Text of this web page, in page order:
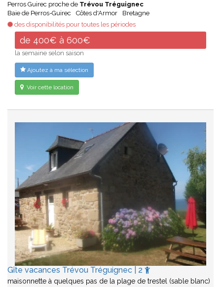
Perros Guirec proche de Trévou Tréguignec
Baie de Perros-Guirec
Côtes d'Armor
Bretagne
des disponibilités pour toutes les périodes
de 400€ à 600€
la semaine selon saison
Ajoutez à ma sélection
Voir cette location
Gîte vacances Trévou Tréguignec | 2
maisonnette à quelques pas de la plage de trestel (sable blanc)